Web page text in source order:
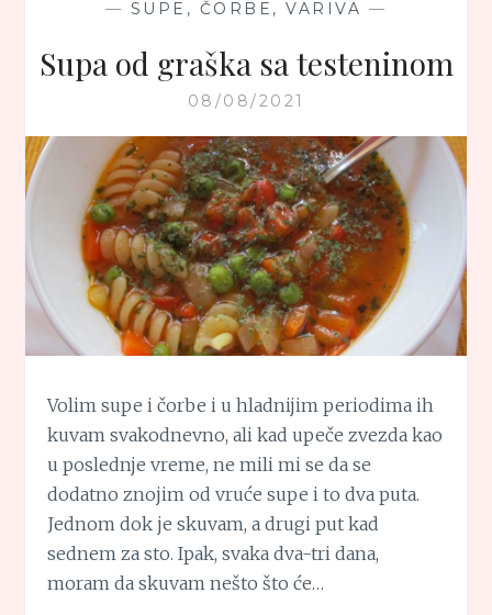
— SUPE, ČORBE, VARIVA —
Supa od graška sa testeninom
08/08/2021
Volim supe i čorbe i u hladnijim periodima ih
kuvam svakodnevno, ali kad upeče zvezda kao
u poslednje vreme, ne mili mi se da se
dodatno znojim od vruće supe i to dva puta.
Jednom dok je skuvam, a drugi put kad
sednem za sto. Ipak, svaka dva-tri dana,
moram da skuvam nešto što će…